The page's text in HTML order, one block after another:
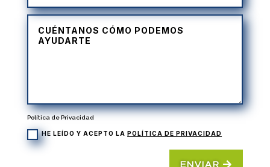
Política de Privacidad
HE LEÍDO Y ACEPTO LA POLÍTICA DE PRIVACIDAD
ENVIAR